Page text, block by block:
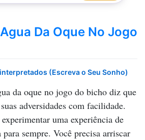
Da Oque No Jogo
(Escreva o Seu Sonho)
da oque no jogo do bicho diz que
adversidades com facilidade.
uma experiência de
sempre. Você precisa arriscar